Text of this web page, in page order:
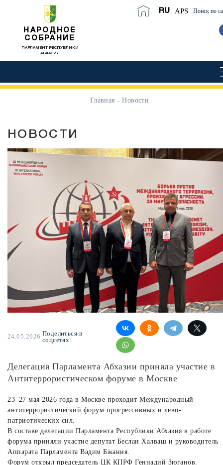
НАРОДНОЕ
СОБРАНИЕ
ПАРЛАМЕНТ РЕСПУБЛИКИ
АБХАЗИЯ
RU APS Поиск по
Главная Новости
НОВОСТИ
24.05.2026 Поделиться в
соцсетях:
Делегация Парламента Абхазии приняла участие в
Антитеррористическом форуме в Москве
23–27 мая 2026 года в Москве проходит Международный
антитеррористический форум прогрессивных и лево-
патриотических сил.
В составе делегации Парламента Республики Абхазия в работе
форума приняли участие депутат Беслан Халваш и руководитель
Аппарата Парламента Вадим Бжания.
Форум открыл председатель ЦК КПРФ Геннадий Зюганов.